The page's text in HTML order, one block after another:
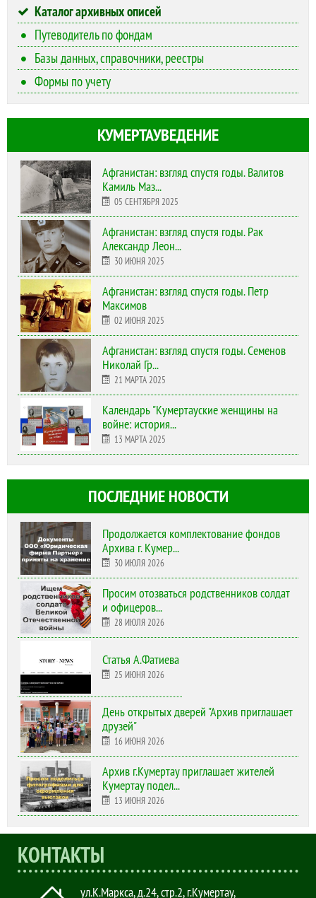
Каталог архивных описей
Путеводитель по фондам
Базы данных, справочники, реестры
Формы по учету
КУМЕРТАУВЕДЕНИЕ
Афганистан: взгляд спустя годы. Валитов
Камиль Маз...
05 СЕНТЯБРЯ 2025
Афганистан: взгляд спустя годы. Рак
Александр Леон...
30 ИЮНЯ 2025
Афганистан: взгляд спустя годы. Петр
Максимов
02 ИЮНЯ 2025
Афганистан: взгляд спустя годы. Семенов
Николай Гр...
21 МАРТА 2025
Календарь "Кумертауские женщины на
войне: история...
13 МАРТА 2025
ПОСЛЕДНИЕ НОВОСТИ
Продолжается комплектование фондов
Архива г. Кумер...
30 ИЮЛЯ 2026
Просим отозваться родственников солдат
и офицеров...
28 ИЮЛЯ 2026
Статья А.Фатиева
25 ИЮНЯ 2026
День открытых дверей "Архив приглашает
друзей"
16 ИЮНЯ 2026
Архив г.Кумертау приглашает жителей
Кумертау подел...
13 ИЮНЯ 2026
КОНТАКТЫ
ул.К.Маркса, д.24, стр.2,г.Кумертау,